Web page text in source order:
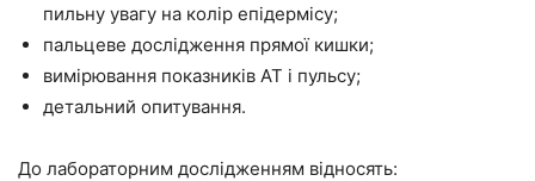
пильну увагу на колір епідермісу;
пальцеве дослідження прямої кишки;
вимірювання показників АТ і пульсу;
детальний опитування.
До лабораторним дослідженням відносять: